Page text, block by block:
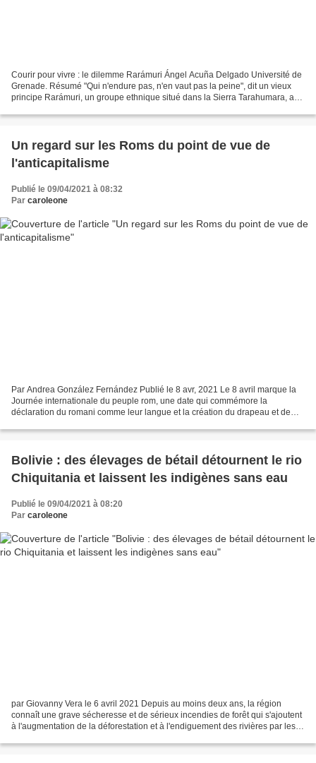
Courir pour vivre : le dilemme Rarámuri Ángel Acuña Delgado Université de
Grenade. Résumé "Qui n'endure pas, n'en vaut pas la peine", dit un vieux
principe Rarámuri, un groupe ethnique situé dans la Sierra Tarahumara, au
Un regard sur les Roms du point de vue de
l'anticapitalisme
Publié le 09/04/2021 à 08:32
Par caroleone
Par Andrea González Fernández Publié le 8 avr, 2021 Le 8 avril marque la
Journée internationale du peuple rom, une date qui commémore la
déclaration du romani comme leur langue et la création du drapeau et de
Bolivie : des élevages de bétail détournent le rio
Chiquitania et laissent les indigènes sans eau
Publié le 09/04/2021 à 08:20
Par caroleone
par Giovanny Vera le 6 avril 2021 Depuis au moins deux ans, la région
connaît une grave sécheresse et de sérieux incendies de forêt qui s'ajoutent
à l'augmentation de la déforestation et à l'endiguement des rivières par les